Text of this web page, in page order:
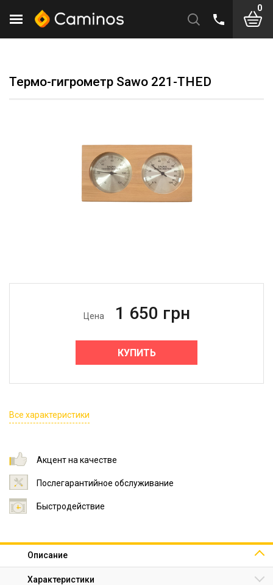
0
Термо-гигрометр Sawo 221-THED
Цена 1 650 грн
КУПИТЬ
Все характеристики
Акцент на качестве
Послегарантийное обслуживание
Быстродействие
Описание
Характеристики